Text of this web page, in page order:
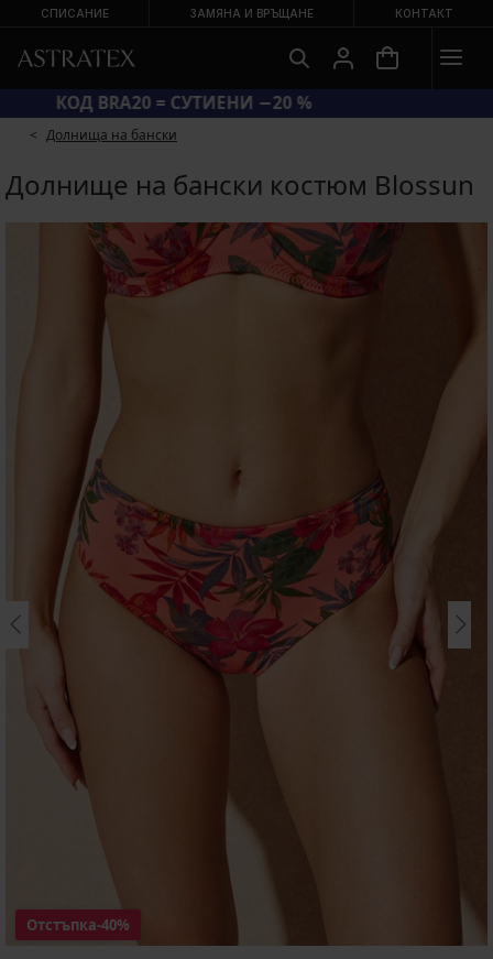
СПИСАНИЕ ЗАМЯНА И ВРЪЩАНЕ КОНТАКТ
ГОЛЯМА ЛЯТНА РАЗПРОДАЖБА ДО −70 %
КОД BRA20 = СУТИЕНИ −20 %
Долнища на бански
Долнище на бански костюм Blossun
Отстъпка-40%